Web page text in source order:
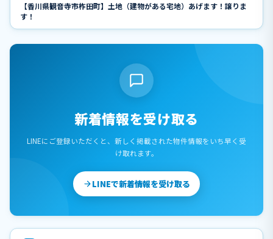
【香川県観音寺市柞田町】土地（建物がある宅地）あげます！譲りま
す！
新着情報を受け取る
LINEにご登録いただくと、新しく掲載された物件情報をいち早く受
け取れます。
LINEで新着情報を受け取る